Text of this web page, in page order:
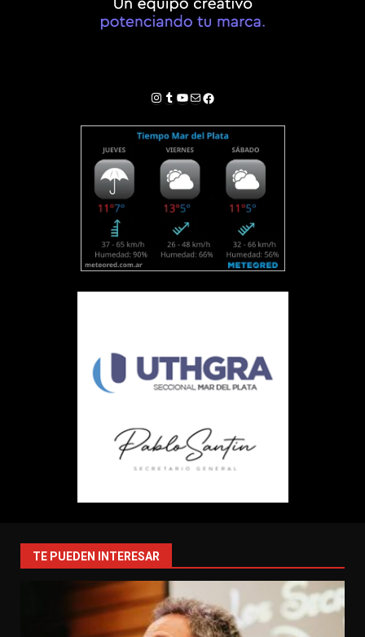
Instagram
Tumblr
YouTube
Correo electrónico
Facebook
TE PUEDEN INTERESAR